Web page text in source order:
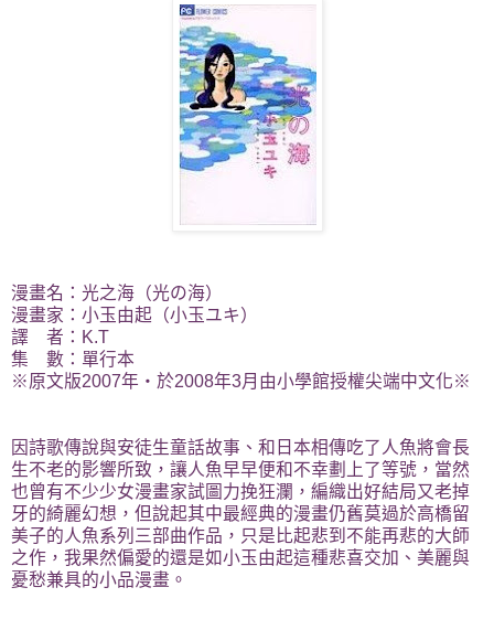
漫畫名：光之海（光の海）
漫畫家：小玉由起（小玉ユキ）
譯 者：K.T
集 數：單行本
※原文版2007年‧於2008年3月由小學館授權尖端中文化※
因詩歌傳說與安徒生童話故事、和日本相傳吃了人魚將會長
生不老的影響所致，讓人魚早早便和不幸劃上了等號，當然
也曾有不少少女漫畫家試圖力挽狂瀾，編織出好結局又老掉
牙的綺麗幻想，但說起其中最經典的漫畫仍舊莫過於高橋留
美子的人魚系列三部曲作品，只是比起悲到不能再悲的大師
之作，我果然偏愛的還是如小玉由起這種悲喜交加、美麗與
憂愁兼具的小品漫畫。